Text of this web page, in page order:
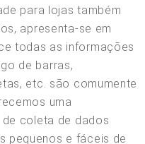
para lojas também
apresenta-se em
todas as informações
de barras,
etc. são comumente
uma
coleta de dados
pequenos e fáceis de